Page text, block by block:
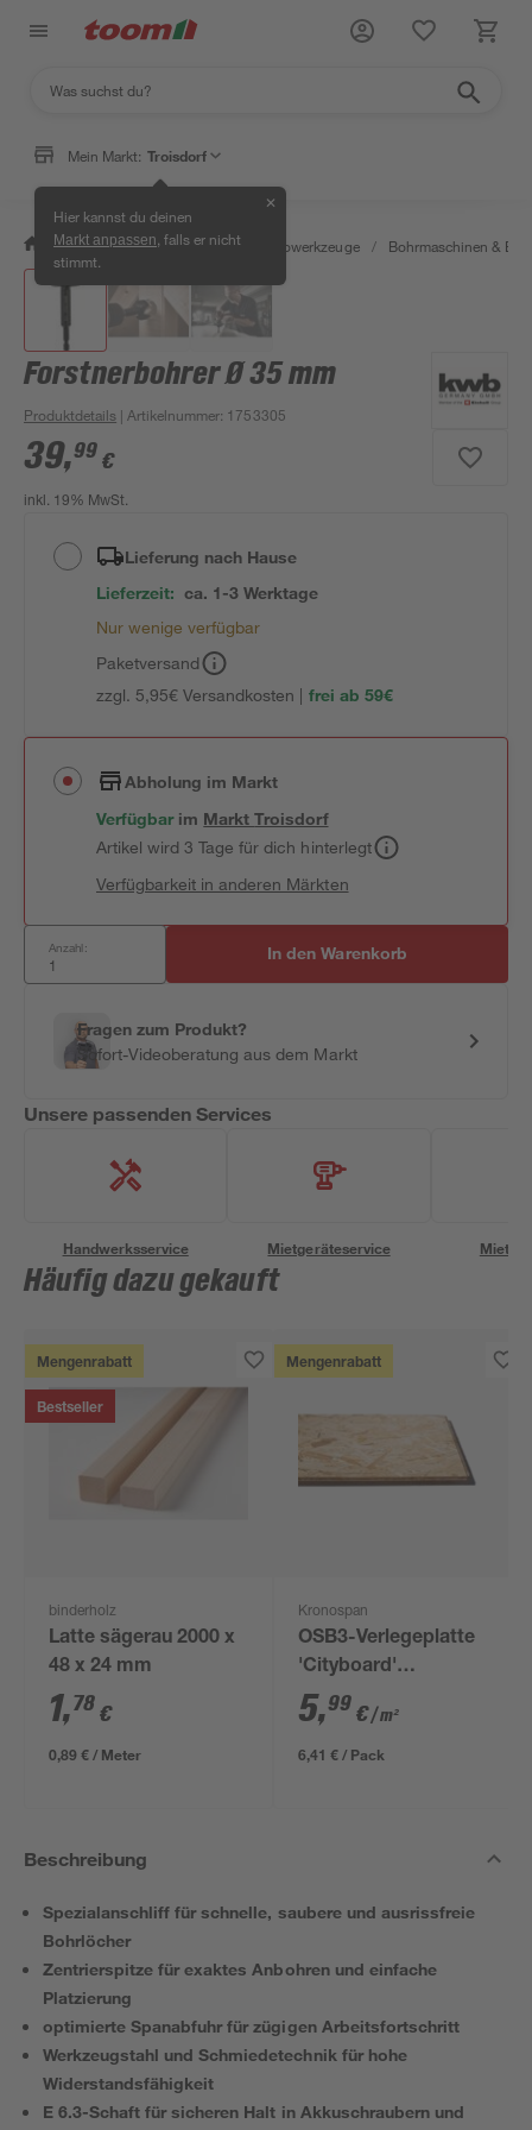
Mein Markt: Troisdorf
Hier kannst du deinen
Markt anpassen , falls er nicht
stimmt.
✕
/ Werkstatt & Maschinen / Elektrowerkzeuge / Bohrmaschinen &
Forstnerbohrer Ø 35 mm
Produktdetails | Artikelnummer: 1753305
39,99 €
inkl. 19% MwSt.
Lieferung nach Hause
Lieferzeit: ca. 1-3 Werktage
Nur wenige verfügbar
Paketversand
zzgl. 5,95€ Versandkosten | frei ab 59€
Abholung im Markt
Verfügbar im MarktTroisdorf
Artikel wird 3 Tage für dich hinterlegt
Verfügbarkeit in anderen Märkten
Anzahl: In den Warenkorb
Fragen zum Produkt?
Sofort-Videoberatung aus dem Markt
Unsere passenden Services
Handwerksservice Mietgeräteservice
Häufig dazu gekauft
Mengenrabatt
Bestseller
binderholz
Latte sägerau 2000 x
48 x 24 mm
1,78 €
0,89 € / Meter
Mengenrabatt
Kronospan
OSB3-Verlegeplatte
'Cityboard'
ungeschliffen 1690 x
634 x 12 mm
5,99 €/ m²
6,41 € / Pack
Beschreibung
Spezialanschliff für schnelle, saubere und ausrissfreie
Bohrlöcher
Zentrierspitze für exaktes Anbohren und einfache
Platzierung
optimierte Spanabfuhr für zügigen Arbeitsfortschritt
Werkzeugstahl und Schmiedetechnik für hohe
Widerstandsfähigkeit
E 6.3-Schaft für sicheren Halt in Akkuschraubern und